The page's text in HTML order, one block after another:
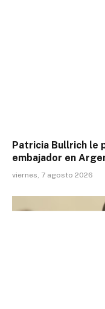
Patricia Bullrich le
embajador en
viernes, 7 agosto 2026